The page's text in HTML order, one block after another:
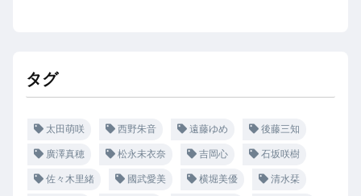
タグ
太田萌咲 西野朱音 遠藤ゆめ 後藤三知
廣澤真穂 松永未衣奈 吉岡心 石坂咲樹
佐々木里緒 國武愛美 横堀美優 清水栞